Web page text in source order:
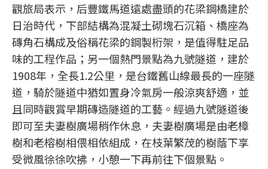
觀旅局表示，后豐鐵馬道遠處盡頭的花梁鋼橋建於
日治時代，下部結構為混凝土砌塊石沉箱、橋座為
磚角石構成及俗稱花梁的鋼製桁架，是值得駐足品
味的工程作品；另一個熱門景點為九號隧道，建於
1908年，全長1.2公里，是台鐵舊山線最長的一座隧
道，騎於隧道中猶如置身冷氣房一般涼爽舒適，並
且同時觀賞早期磚造隧道的工藝。經過九號隧道後
即可至夫妻樹廣場稍作休息，夫妻樹廣場是由老樟
樹和老榕樹相偎相依組成，在枝葉繁茂的樹蔭下享
受微風徐徐吹拂，小憩一下再前往下個景點。